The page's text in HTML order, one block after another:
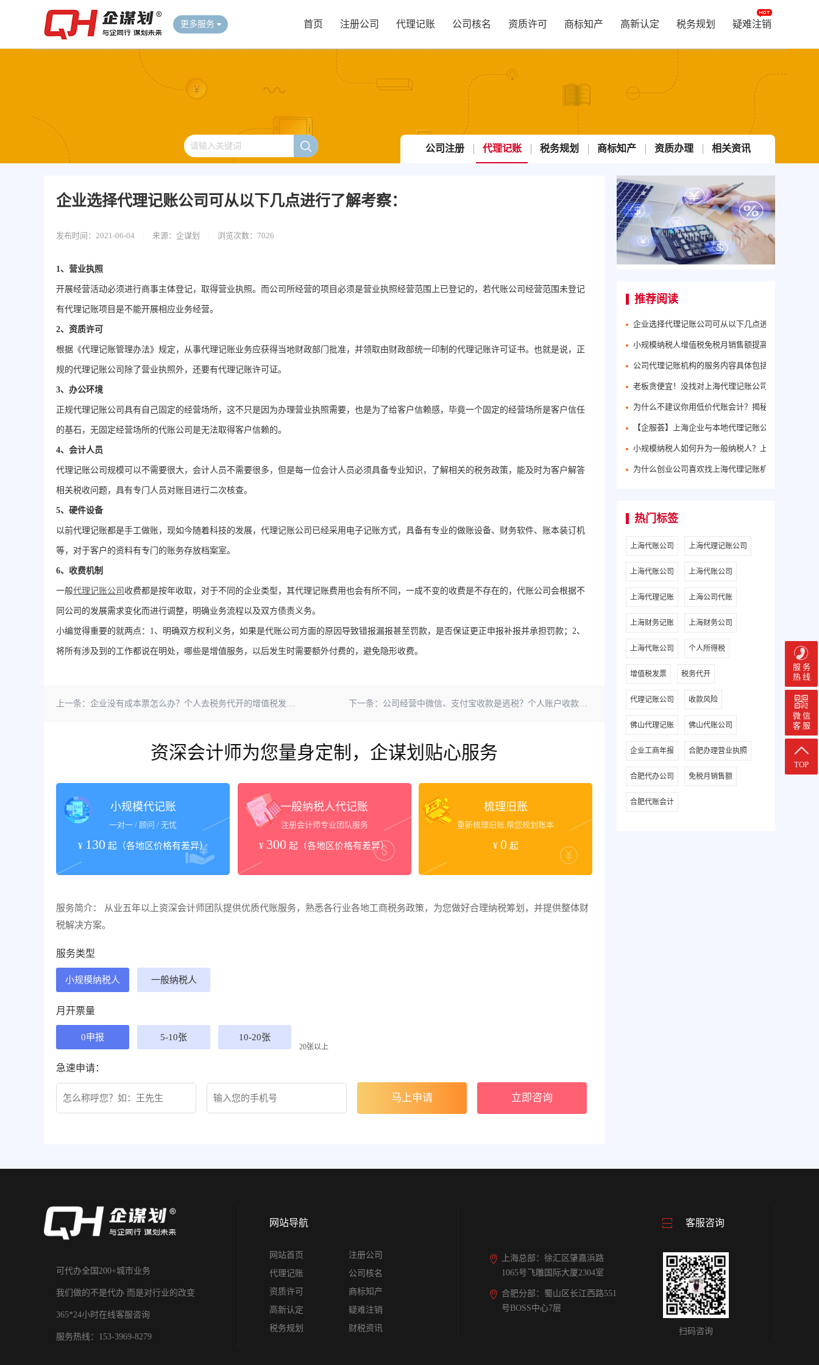
更多服务 首页 注册公司 代理记账 公司核名 资质许可 商标知产 高新认定 税务规划 疑难注销
公司注册 代理记账 税务规划 商标知产 资质办理 相关资讯
企业选择代理记账公司可从以下几点进行了解考察：
发布时间：2021-06-04 来源：企谋划 浏览次数：7026
1、营业执照
开展经营活动必须进行商事主体登记，取得营业执照。而公司所经营的项目必须是营业执照经营范围上已登记的，若代账公司经营范围未登记
有代理记账项目是不能开展相应业务经营。
2、资质许可
根据《代理记账管理办法》规定，从事代理记账业务应获得当地财政部门批准，并领取由财政部统一印制的代理记账许可证书。也就是说，正
规的代理记账公司除了营业执照外，还要有代理记账许可证。
3、办公环境
正规代理记账公司具有自己固定的经营场所，这不只是因为办理营业执照需要，也是为了给客户信赖感，毕竟一个固定的经营场所是客户信任
的基石，无固定经营场所的代账公司是无法取得客户信赖的。
4、会计人员
代理记账公司规模可以不需要很大，会计人员不需要很多，但是每一位会计人员必须具备专业知识，了解相关的税务政策，能及时为客户解答
相关税收问题，具有专门人员对账目进行二次核查。
5、硬件设备
以前代理记账都是手工做账，现如今随着科技的发展，代理记账公司已经采用电子记账方式，具备有专业的做账设备、财务软件、账本装订机
等，对于客户的资料有专门的账务存放档案室。
6、收费机制
一般代理记账公司 收费都是按年收取，对于不同的企业类型，其代理记账费用也会有所不同，一成不变的收费是不存在的，代账公司会根据不
同公司的发展需求变化而进行调整，明确业务流程以及双方债责义务。
小编觉得重要的就两点：1、明确双方权利义务，如果是代账公司方面的原因导致错报漏报甚至罚款，是否保证更正申报补报并承担罚款；2、
将所有涉及到的工作都说在明处，哪些是增值服务，以后发生时需要额外付费的，避免隐形收费。
上一条： 企业没有成本票怎么办？个人去税务代开的增值税发票能入账吗？ 下一条： 公司经营中微信、支付宝收款是逃税？个人账户收款有啥风险？
资深会计师为您量身定制，企谋划贴心服务
小规模代记账
一对一 / 顾问 / 无忧
¥ 130起（各地区价格有差异）
一般纳税人代记账
注册会计师专业团队服务
¥ 300 起（各地区价格有差异）
梳理旧账
重新梳理旧账,帮您规划账本
¥ 0起
服务简介： 从业五年以上资深会计师团队提供优质代账服务，熟悉各行业各地工商税务政策，为您做好合理纳税筹划，并提供整体财
税解决方案。
服务类型
小规模纳税人 一般纳税人
月开票量
0申报 5-10张 10-20张
20张以上
急速申请：
立即咨询
推荐阅读
企业选择代理记账公司可从以下几点进行了解考察：
小规模纳税人增值税免税月销售额提高至15万【至
公司代理记账机构的服务内容具体包括哪些？
老板贪便宜！没找对上海代理记账公司可能会严重影
为什么不建议你用低价代账会计？揭秘上海代理记账
【企服荟】上海企业与本地代理记账公司合作有多省
小规模纳税人如何升为一般纳税人？上海代账公司会
为什么创业公司喜欢找上海代理记账机构？这几点您
热门标签
上海代账公司 上海代理记账公司
上海代账公司 上海代账公司
上海代理记账 上海公司代账
上海财务记账 上海财务公司
上海代账公司 个人所得税
增值税发票 税务代开
代理记账公司 收款风险
佛山代理记账 佛山代账公司
企业工商年报 合肥办理营业执照
合肥代办公司 免税月销售额
合肥代账会计
可代办全国200+城市业务
我们做的不是代办 而是对行业的改变
365*24小时在线客服咨询
服务热线：153-3969-8279
网站导航
网站首页
注册公司
代理记账
公司核名
资质许可
商标知产
高新认定
疑难注销
税务规划
财税资讯
客服咨询
扫码咨询
上海总部：徐汇区肇嘉浜路
1065号飞雕国际大厦2304室
合肥分部：蜀山区长江西路551
号BOSS中心7层
服 务
热 线
微 信
客 服
TOP